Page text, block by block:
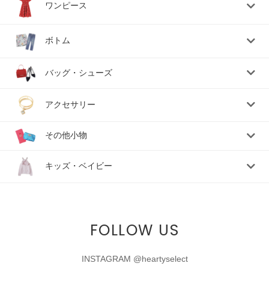
ワンピース
ボトム
バッグ・シューズ
アクセサリー
その他小物
キッズ・ベイビー
FOLLOW US
INSTAGRAM @heartyselect